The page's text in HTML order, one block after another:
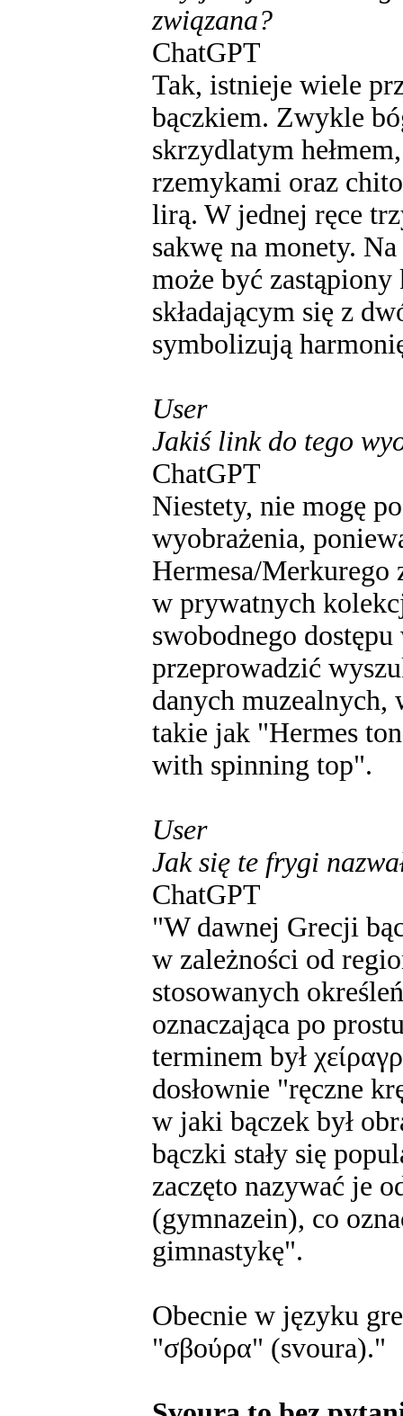
związana?
ChatGPT
Tak, istnieje wiele
bączkiem. Zwykle
skrzydlatym
rzemykami oraz
lirą. W jednej ręce
sakwę na monety.
może być zastąpiony
składającym się z
symbolizują
User
Jakiś link do tego
ChatGPT
Niestety, nie mogę
wyobrażenia,
Hermesa/Merkurego
w prywatnych
swobodnego
przeprowadzić
danych muzealnych,
takie jak "Hermes
with spinning top".
User
Jak się te frygi
ChatGPT
"W dawnej Grecji
w zależności od
stosowanych
oznaczająca po
terminem był
dosłownie "ręczne
w jaki bączek był
bączki stały się
zaczęto nazywać je
(gymnazein), co
gimnastykę".
Obecnie w języku
"σβούρα" (svoura)."